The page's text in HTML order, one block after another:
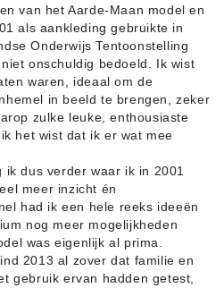
van het Aarde-Maan model en
als aankleding gebruikte in
Onderwijs Tentoonstelling
onschuldig bedoeld. Ik wist
waren, ideaal om de
in beeld te brengen, zeker
zulke leuke, enthousiaste
het wist dat ik er wat mee
dus verder waar ik in 2001
meer inzicht én
had ik een hele reeks ideeën
nog meer mogelijkheden
was eigenlijk al prima.
2013 al zover dat familie en
gebruik ervan hadden getest,